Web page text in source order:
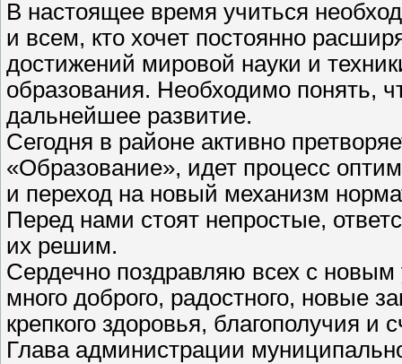
В настоящее время учиться
и всем, кто хочет постоянно
достижений мировой науки и
образования. Необходимо понять,
дальнейшее развитие.
Сегодня в районе активно
«Образование», идет процесс
и переход на новый механизм
Перед нами стоят непростые,
их решим.
Сердечно поздравляю всех с
много доброго, радостного, новые
крепкого здоровья, благополучия и
Глава администрации